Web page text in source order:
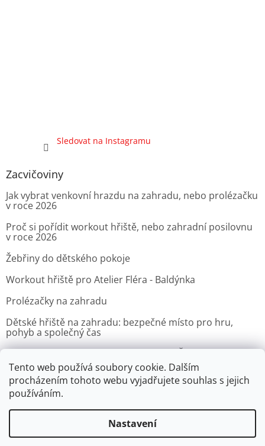
Tento web používá soubory cookie. Dalším
procházením tohoto webu vyjadřujete souhlas s jejich
používáním.
Nastavení
Sledovat na Instagramu
Zacvičoviny
Jak vybrat venkovní hrazdu na zahradu, nebo prolézačku
v roce 2026
Proč si pořídit workout hřiště, nebo zahradní posilovnu
v roce 2026
Žebřiny do dětského pokoje
Workout hřiště pro Atelier Fléra - Baldýnka
Prolézačky na zahradu
Dětské hřiště na zahradu: bezpečné místo pro hru,
pohyb a společný čas
republiky v Praze
ARCHIV
Vytvořil Shoptet